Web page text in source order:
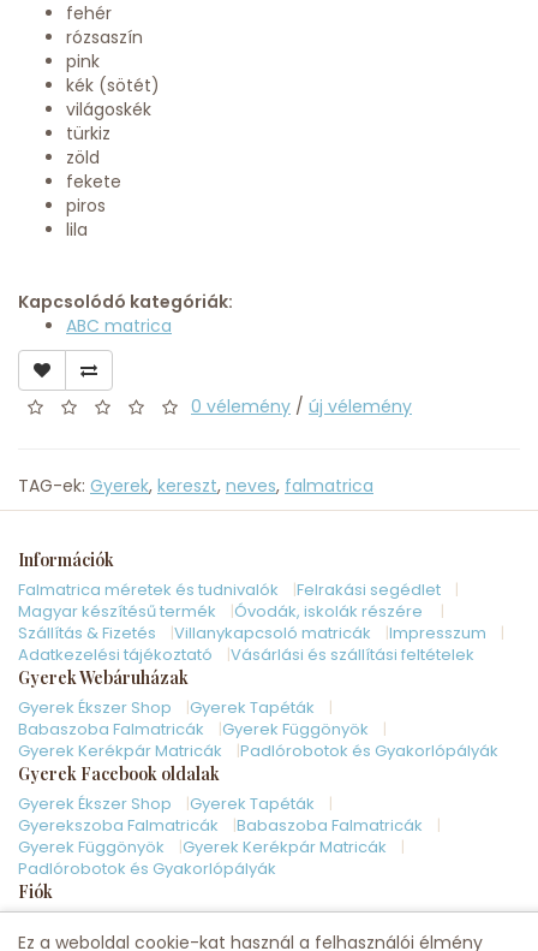
fehér
rózsaszín
pink
kék (sötét)
világoskék
türkiz
zöld
fekete
piros
lila
Kapcsolódó kategóriák:
ABC matrica
0 vélemény / új vélemény
TAG-ek: Gyerek, kereszt, neves, falmatrica
Információk
Falmatrica méretek és tudnivalók
Felrakási segédlet
Magyar készítésű termék
Óvodák, iskolák részére
Szállítás & Fizetés
Villanykapcsoló matricák
Impresszum
Adatkezelési tájékoztató
Vásárlási és szállítási feltételek
Gyerek Webáruházak
Gyerek Ékszer Shop
Gyerek Tapéták
Babaszoba Falmatricák
Gyerek Függönyök
Gyerek Kerékpár Matricák
Padlórobotok és Gyakorlópályák
Gyerek Facebook oldalak
Gyerek Ékszer Shop
Gyerek Tapéták
Gyerekszoba Falmatricák
Babaszoba Falmatricák
Gyerek Függönyök
Gyerek Kerékpár Matricák
Padlórobotok és Gyakorlópályák
Fiók
Rendelés követés
Kívánságlista Hírlevél
Ez a weboldal cookie-kat használ a felhasználói élmény